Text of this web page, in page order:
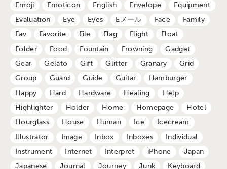
Emoji
Emoticon English Envelope
Equipment
Evaluation
Eye Eyes Eメール Face
Family
Fav
Favorite File Flag Flight
Float
Folder
Food Fountain Frowning
Gadget
Gear
Gelato Gift Glitter Granary
Grid
Group
Guard Guide Guitar
Hamburger
Happy
Hard Hardware Healing
Help
Highlighter
Holder Home Homepage
Hotel
Hourglass
House Human Ice
Icecream
Illustrator
Image Inbox Inboxes
Individual
Instrument
Internet Interpret iPhone
Japan
Japanese
Journal Journey Junk
Keyboard